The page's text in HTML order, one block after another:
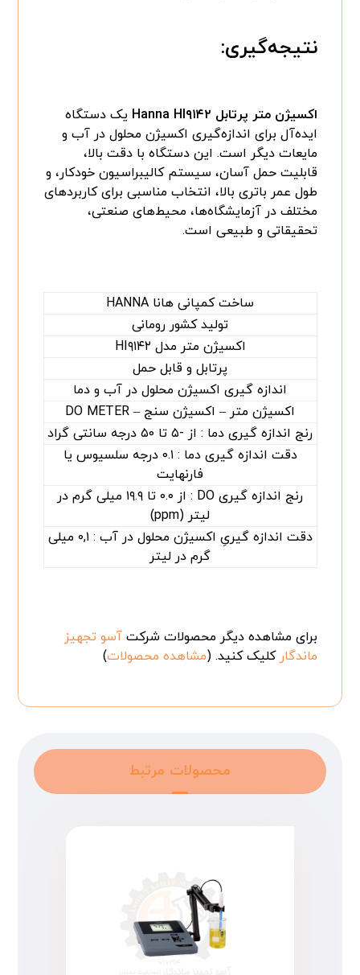
نتیجه‌گیری:
اکسیژن متر پرتابل Hanna HI۹۱۴۲
یک دستگاه
ایده‌آل برای اندازه‌گیری اکسیژن محلول در آب و
مایعات دیگر است. این دستگاه با دقت بالا،
قابلیت حمل آسان، سیستم کالیبراسیون خودکار، و
طول عمر باتری بالا، انتخاب مناسبی برای کاربردهای
مختلف در آزمایشگاه‌ها، محیط‌های صنعتی،
تحقیقاتی و طبیعی است.
ساخت کمپانی هانا HANNA
تولید کشور رومانی
اکسیژن متر مدل HI۹۱۴۲
پرتابل و قابل حمل
اندازه گیری اکسیژن محلول در آب و دما
اکسیژن متر – اکسیژن سنج – DO METER
رنج اندازه گیری دما : از -۵ تا ۵۰ درجه سانتی گراد
دقت اندازه گیری دما : ۰.۱ درجه سلسیوس یا
فارنهایت
رنج اندازه گیری DO : از ۰.۰ تا ۱۹.۹ میلی گرم در
لیتر (ppm)
دقت اندازه گیریِ اکسیژن محلول در آب : ۰,۱ میلی
گرم در لیتر
برای مشاهده دیگر محصولات شرکتآسو تجهیز
ماندگار کلیک کنید. (مشاهده محصولات)
محصولات مرتبط